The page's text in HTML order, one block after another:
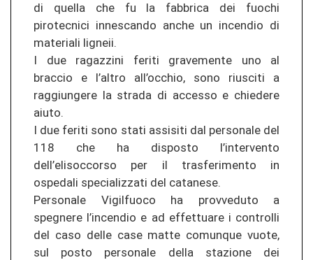
di quella che fu la fabbrica dei fuochi
pirotecnici innescando anche un incendio di
materiali ligneii.
I due ragazzini feriti gravemente uno al
braccio e l’altro all’occhio, sono riusciti a
raggiungere la strada di accesso e chiedere
aiuto.
I due feriti sono stati assisiti dal personale del
118 che ha disposto l’intervento
dell’elisoccorso per il trasferimento in
ospedali specializzati del catanese.
Personale Vigilfuoco ha provveduto a
spegnere l’incendio e ad effettuare i controlli
del caso delle case matte comunque vuote,
sul posto personale della stazione dei